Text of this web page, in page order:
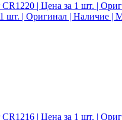
CR1220 | Цена за 1 шт. |
шт. | Оригинал | Наличие |
CR1216 | Цена за 1 шт. |